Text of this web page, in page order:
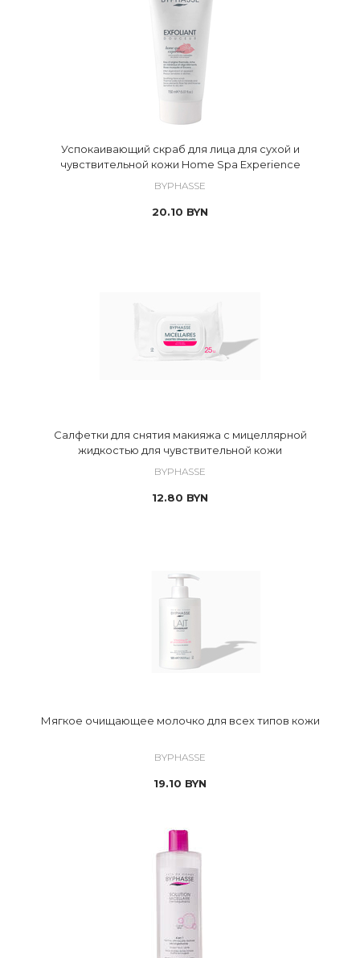
Успокаивающий скраб для лица для сухой и
чувствительной кожи Home Spa Experience
BYPHASSE
20.10 BYN
Салфетки для снятия макияжа с мицеллярной
жидкостью для чувствительной кожи
BYPHASSE
12.80 BYN
Мягкое очищающее молочко для всех типов кожи
BYPHASSE
19.10 BYN